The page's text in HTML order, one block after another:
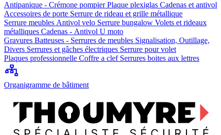
Antipanique - Crémone pompierPlaque plexiglas Cadenas et antivol
Accessoires de porte Serrure de rideau et grille métallique
Serrure meubles Antivol velo Serrure bungalow Volets et rideaux
métalliques Cadenas - Antivol U moto
Gravures Batteuses - Serrures de meubles Signalisation, Outillage,
Divers Serrures et gâches électriques Serrure pour volet
Plaques professionnelle Coffre a clef Serrures boites aux lettres
Organigramme de bâtiment